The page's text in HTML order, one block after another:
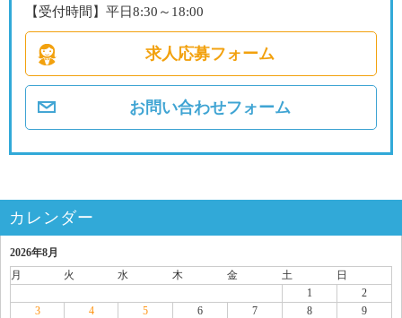
【受付時間】平日8:30～18:00
求人応募フォーム
お問い合わせフォーム
カレンダー
2026年8月
月
火 水 木 金 土
日
1
2
3
4 5 6 7 8
9